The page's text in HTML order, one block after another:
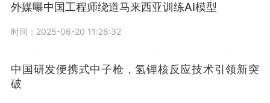
外媒曝中国工程师绕道马来西亚训练AI模型
时间：2025-06-20 11:28:32
中国研发便携式中子枪，氢锂核反应技术引领新突
破